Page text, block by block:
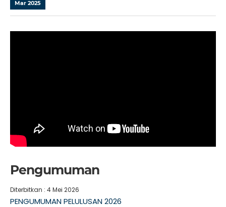
Mar 2025
Pengumuman
Diterbitkan : 4 Mei 2026
PENGUMUMAN PELULUSAN 2026